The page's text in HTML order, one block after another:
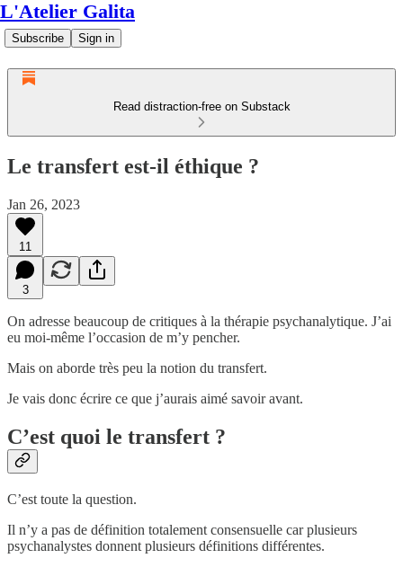
L'Atelier Galita
Subscribe Sign in
Read distraction-free on Substack
Le transfert est-il éthique ?
Jan 26, 2023
11
3
On adresse beaucoup de critiques à la thérapie psychanalytique. J’ai
eu moi-même l’occasion de m’y pencher.
Mais on aborde très peu la notion du transfert.
Je vais donc écrire ce que j’aurais aimé savoir avant.
C’est quoi le transfert ?
C’est toute la question.
Il n’y a pas de définition totalement consensuelle car plusieurs
psychanalystes donnent plusieurs définitions différentes.